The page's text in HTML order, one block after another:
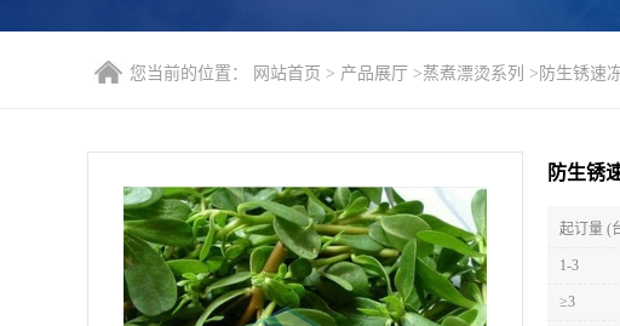
您当前的位置： 网站首页 > 产品展厅 >蒸煮漂烫系列 > 防生锈速
防生锈
起订量 (
1-3
≥3